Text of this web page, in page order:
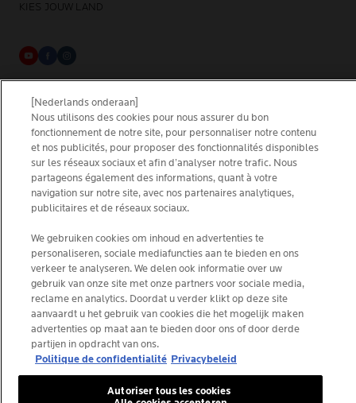
KIES JOUW LAND
86270 La Roche-Posay France
[email protected]
*IQVIA NPA, dermocosmetica, apotheekkanaal België,
voorgeschreven producten door dermatologen, volume.
YTD 08/2025, België.
© La Roche-Posay
© Centre Thermal de La Roche-Posay
© Getty Images
© Thinkstock
© L'ORÉAL
[Nederlands onderaan]
Nous utilisons des cookies pour nous assurer du bon
fonctionnement de notre site, pour personnaliser notre contenu
et nos publicités, pour proposer des fonctionnalités disponibles
sur les réseaux sociaux et afin d’analyser notre trafic. Nous
partageons également des informations, quant à votre
navigation sur notre site, avec nos partenaires analytiques,
publicitaires et de réseaux sociaux.
We gebruiken cookies om inhoud en advertenties te
personaliseren, sociale mediafuncties aan te bieden en ons
verkeer te analyseren. We delen ook informatie over uw
gebruik van onze site met onze partners voor sociale media,
reclame en analytics. Doordat u verder klikt op deze site
aanvaardt u het gebruik van cookies die het mogelijk maken
advertenties op maat aan te bieden door ons of door derde
partijen in opdracht van ons.
Politique de confidentialité Privacybeleid
Autoriser tous les cookies